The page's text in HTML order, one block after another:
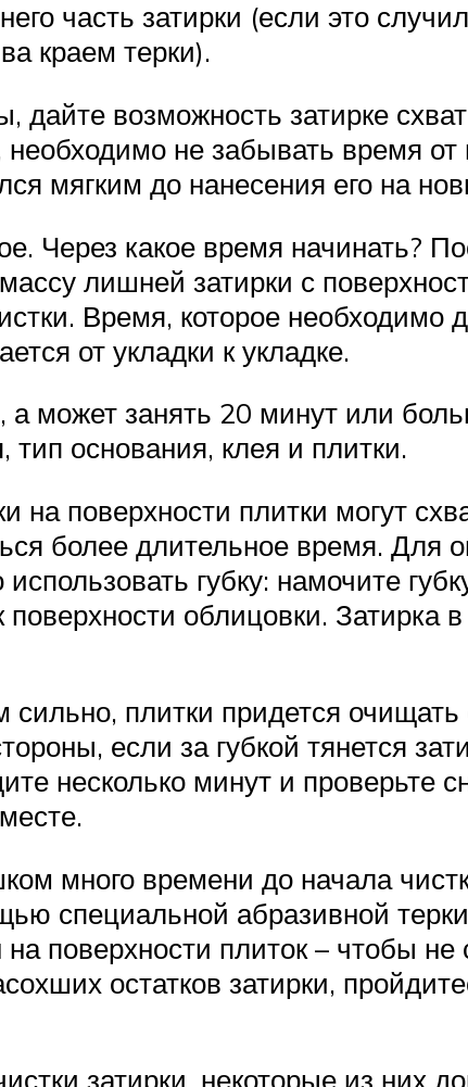
часть затирки (если это
краем терки).
дайте возможность затирке
необходимо не забывать время
мягким до нанесения его на
Через какое время начинать?
лишней затирки с
Время, которое необходимо
от укладки к укладке.
может занять 20 минут или
тип основания, клея и плитки.
на поверхности плитки могут
более длительное время. Для
губку: намочите
поверхности облицовки.
сильно, плитки придется
если за губкой тянется
несколько минут и проверьте
много времени до начала
специальной абразивной
поверхности плиток – чтобы
остатков затирки,
затирки, некоторые из них